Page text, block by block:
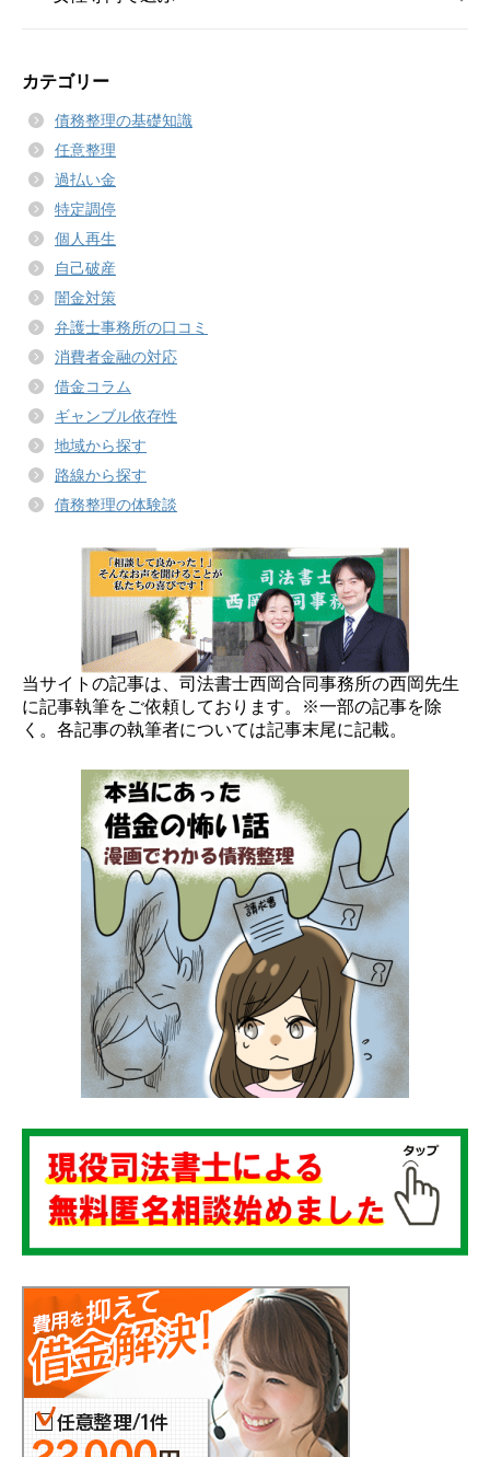
カテゴリー
債務整理の基礎知識
任意整理
過払い金
特定調停
個人再生
自己破産
闇金対策
弁護士事務所の口コミ
消費者金融の対応
借金コラム
ギャンブル依存性
地域から探す
路線から探す
債務整理の体験談
当サイトの記事は、司法書士西岡合同事務所の西岡先生
に記事執筆をご依頼しております。※一部の記事を除
く。各記事の執筆者については記事末尾に記載。